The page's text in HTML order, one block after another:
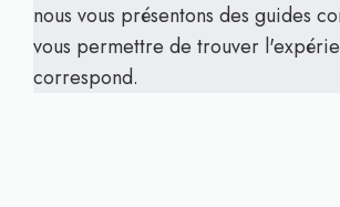
nous vous présentons des guides
vous permettre de trouver
correspond.